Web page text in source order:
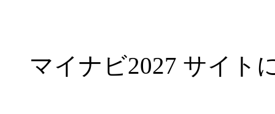
マイナビ2027 サイト